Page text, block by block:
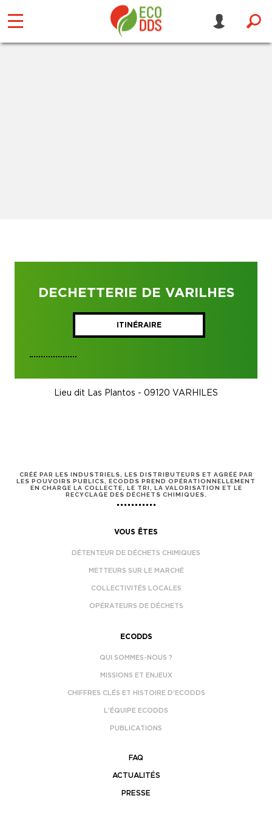
DECHETTERIE DE VARILHES
ITINÉRAIRE
Lieu dit Las Plantos - 09120 VARHILES
CRÉÉ PAR LES INDUSTRIELS, LES DISTRIBUTEURS ET AGRÉÉ PAR
LES POUVOIRS PUBLICS, ECODDS PREND OPÉRATIONNELLEMENT
EN CHARGE LA COLLECTE, LE TRI, LA VALORISATION ET LE
RECYCLAGE DES DÉCHETS CHIMIQUES.
VOUS ÊTES
DÉTENTEUR DE DÉCHETS CHIMIQUES
METTEURS SUR LE MARCHÉ
COLLECTIVITÉS LOCALES
OPÉRATEURS DE DÉCHETS
ECODDS
QUI SOMMES-NOUS ?
MISSIONS ET ENJEUX
CHIFFRES CLÉS ET HISTOIRE D’ECODDS
L’ÉQUIPE ECODDS
PUBLICATIONS
FAQ
ACTUALITÉS
PRESSE